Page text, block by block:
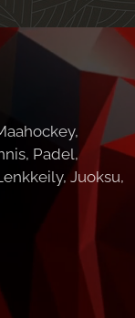
Padel,
Juoksu,